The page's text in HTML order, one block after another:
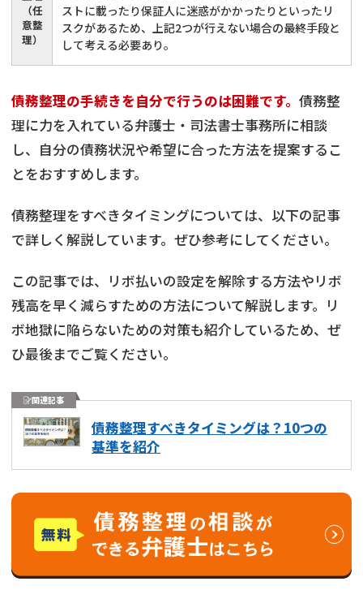
（任
意整
理）
ストに載ったり保証人に迷惑がかかったりといったリ
スクがあるため、上記2つが行えない場合の最終手段と
して考える必要あり。
債務整理の手続きを自分で行うのは困難です。 債務整
理に力を入れている弁護士・司法書士事務所に相談
し、自分の債務状況や希望に合った方法を提案するこ
とをおすすめします。
債務整理をすべきタイミングについては、以下の記事
で詳しく解説しています。ぜひ参考にしてください。
この記事では、リボ払いの設定を解除する方法やリボ
残高を早く減らすための方法について解説します。リ
ボ地獄に陥らないための対策も紹介しているため、ぜ
ひ最後までご覧ください。
関連記事
債務整理すべきタイミングは？10つの
基準を紹介